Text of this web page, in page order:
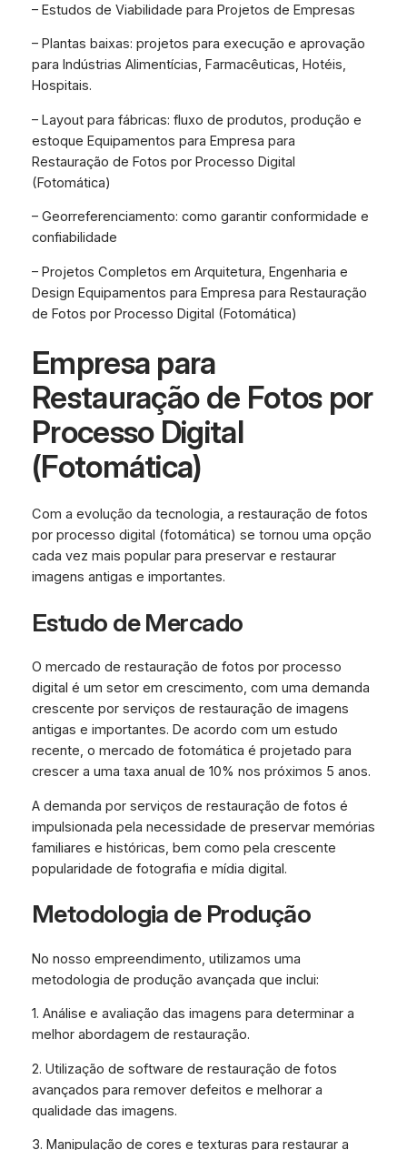
– Estudos de Viabilidade para Projetos de Empresas
– Plantas baixas: projetos para execução e aprovação
para Indústrias Alimentícias, Farmacêuticas, Hotéis,
Hospitais.
– Layout para fábricas: fluxo de produtos, produção e
estoque Equipamentos para Empresa para
Restauração de Fotos por Processo Digital
(Fotomática)
– Georreferenciamento: como garantir conformidade e
confiabilidade
– Projetos Completos em Arquitetura, Engenharia e
Design Equipamentos para Empresa para Restauração
de Fotos por Processo Digital (Fotomática)
Empresa para
Restauração de Fotos por
Processo Digital
(Fotomática)
Com a evolução da tecnologia, a restauração de fotos
por processo digital (fotomática) se tornou uma opção
cada vez mais popular para preservar e restaurar
imagens antigas e importantes.
Estudo de Mercado
O mercado de restauração de fotos por processo
digital é um setor em crescimento, com uma demanda
crescente por serviços de restauração de imagens
antigas e importantes. De acordo com um estudo
recente, o mercado de fotomática é projetado para
crescer a uma taxa anual de 10% nos próximos 5 anos.
A demanda por serviços de restauração de fotos é
impulsionada pela necessidade de preservar memórias
familiares e históricas, bem como pela crescente
popularidade de fotografia e mídia digital.
Metodologia de Produção
No nosso empreendimento, utilizamos uma
metodologia de produção avançada que inclui:
1. Análise e avaliação das imagens para determinar a
melhor abordagem de restauração.
2. Utilização de software de restauração de fotos
avançados para remover defeitos e melhorar a
qualidade das imagens.
3. Manipulação de cores e texturas para restaurar a